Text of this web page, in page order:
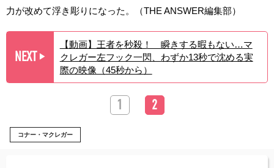
力が改めて浮き彫りになった。（THE ANSWER編集部）
NEXT ▶︎
【動画】王者を秒殺！ 瞬きする暇もない…マ
クレガー左フック一閃、わずか13秒で沈める実
際の映像（45秒から）
1 2
コナー・マクレガー